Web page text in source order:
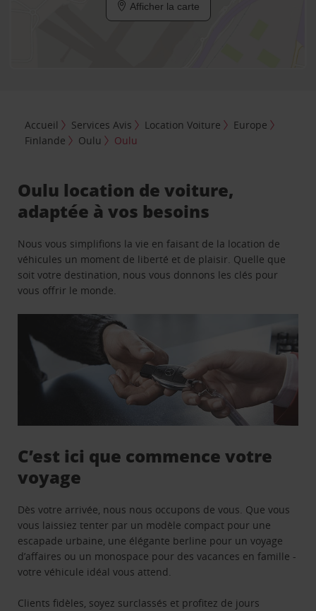
Afficher la carte
Accueil Services Avis Location Voiture
Europe
Finlande
Oulu Oulu
Oulu location de voiture,
adaptée à vos besoins
Nous vous simplifions la vie en faisant de la location de
véhicules un moment de liberté et de plaisir. Quelle que
soit votre destination, nous vous donnons les clés pour
vous offrir le monde.
C’est ici que commence votre
voyage
Dès votre arrivée, nous nous occupons de vous. Que vous
vous laissiez tenter par un modèle compact pour une
escapade urbaine, une élégante berline pour un voyage
d’affaires ou un monospace pour des vacances en famille -
votre véhicule idéal vous attend.
Clients fidèles, soyez surclassés et profitez de jours